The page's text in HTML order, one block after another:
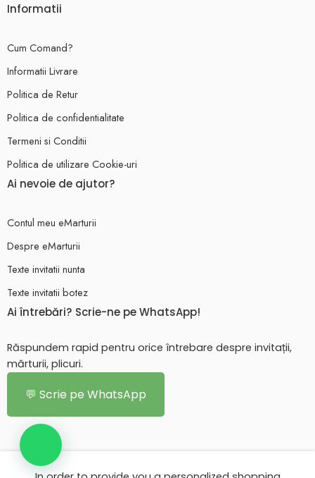
Informatii
Cum Comand?
Informatii Livrare
Politica de Retur
Politica de confidentialitate
Termeni si Conditii
Politica de utilizare Cookie-uri
Ai nevoie de ajutor?
Contul meu eMarturii
Despre eMarturii
Texte invitatii nunta
Texte invitatii botez
Ai întrebări? Scrie-ne pe WhatsApp!
Răspundem rapid pentru orice întrebare despre invitații,
mărturii, plicuri.
💬 Scrie pe WhatsApp